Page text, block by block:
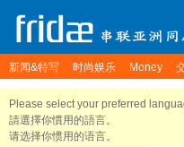
新闻&特写 时尚娱乐 Money
Please select your preferred
請選擇你慣用的語言。
请选择你惯用的语言。